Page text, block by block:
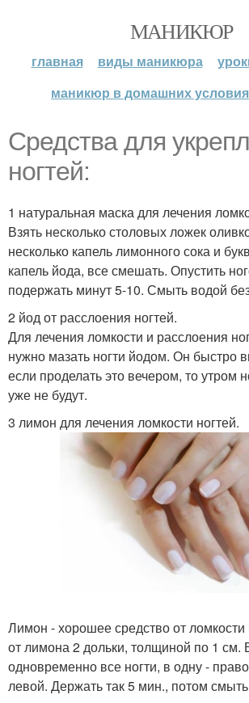
МАНИКЮР
главная виды маникюра
маникюр в домашних
Средства для
ногтей:
1 натуральная маска для лечения
Взять несколько столовых ложек
несколько капель лимонного сока и
капель йода, все смешать. Опустить
подержать минут 5-10. Смыть водой
2 йод от расслоения ногтей.
Для лечения ломкости и расслоения
нужно мазать ногти йодом. Он быстро
если проделать это вечером, то утром
уже не будут.
3 лимон для лечения ломкости ногтей.
Лимон - хорошее средство от ломкости
от лимона 2 дольки, толщиной по 1 см.
одновременно все ногти, в одну -
левой. Держать так 5 мин., потом